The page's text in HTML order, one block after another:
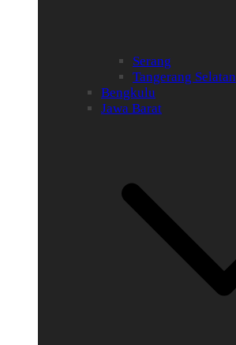
Serang
Tangerang Selatan
Bengkulu
Jawa Barat